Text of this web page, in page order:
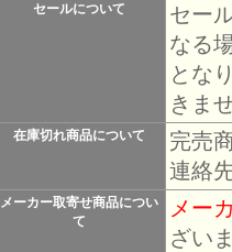
セールについて
セー
なる
とな
きま
在庫切れ商品について
完売
連絡
メーカー取寄せ商品につい
て
メー
ざい